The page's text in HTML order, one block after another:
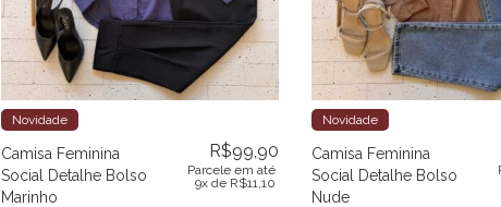
Novidade
Camisa Feminina
Social Detalhe Bolso
Marinho
R$99,90
Parcele em até
9x de R$11,10
Novidade
Camisa Feminina
Social Detalhe Bolso
Nude